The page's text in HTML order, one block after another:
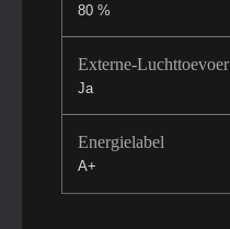
80 %
Externe-Luchttoevoer
Ja
Energielabel
A+